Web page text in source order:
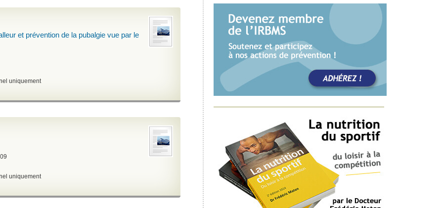
et prévention de la pubalgie vue par le
uniquement
uniquement